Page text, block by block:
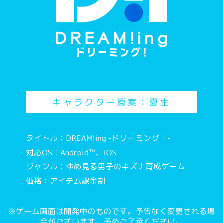
キャラクター原案：夏生
タイトル：DREAM!ing -ドリーミング！-
対応OS：Android™、iOS
ジャンル：ゆめ見る男子のキズナ育成ゲーム
価格：アイテム課金制
※ゲーム画面は開発中のものです。予告なく変更される場